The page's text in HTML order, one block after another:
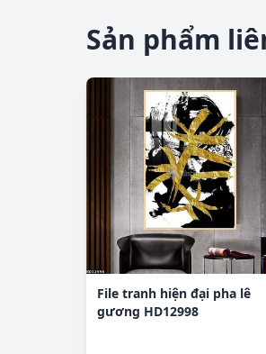
Sản phẩm
File tranh hiện đại pha lê
gương HD12998